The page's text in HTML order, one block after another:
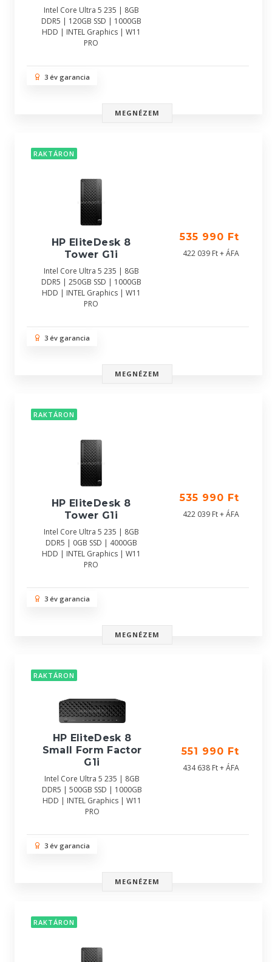
Intel Core Ultra 5 235 | 8GB
DDR5 | 120GB SSD | 1000GB
HDD | INTEL Graphics | W11
PRO
3 év garancia
MEGNÉZEM
RAKTÁRON
HP EliteDesk 8
Tower G1i
Intel Core Ultra 5 235 | 8GB
DDR5 | 250GB SSD | 1000GB
HDD | INTEL Graphics | W11
PRO
535 990 Ft
422 039 Ft + ÁFA
3 év garancia
MEGNÉZEM
RAKTÁRON
HP EliteDesk 8
Tower G1i
Intel Core Ultra 5 235 | 8GB
DDR5 | 0GB SSD | 4000GB
HDD | INTEL Graphics | W11
PRO
535 990 Ft
422 039 Ft + ÁFA
3 év garancia
MEGNÉZEM
RAKTÁRON
HP EliteDesk 8
Small Form Factor
G1i
Intel Core Ultra 5 235 | 8GB
DDR5 | 500GB SSD | 1000GB
HDD | INTEL Graphics | W11
PRO
551 990 Ft
434 638 Ft + ÁFA
3 év garancia
MEGNÉZEM
RAKTÁRON